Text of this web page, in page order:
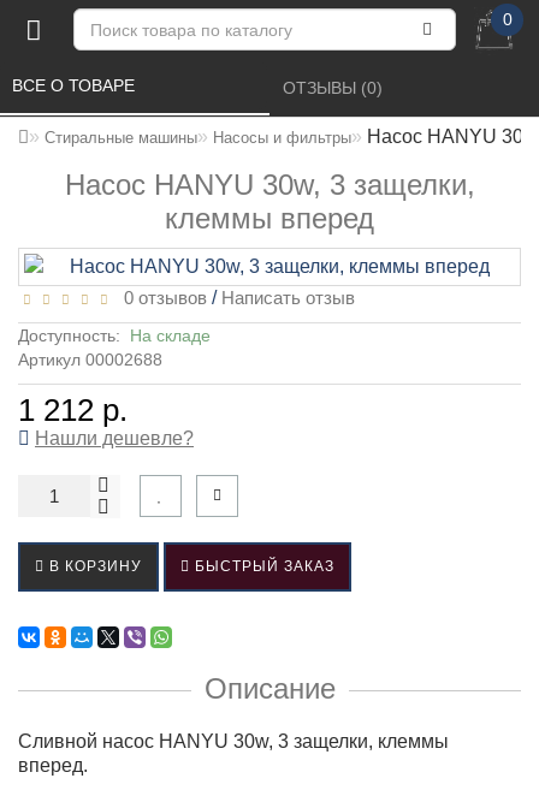
0
Стиральные машины Насосы и фильтры Насос HANYU
Насос HANYU 30w, 3 защелки,
клеммы вперед
ВСЕ О ТОВАРЕ ОТЗЫВЫ (0)
0 отзывов / Написать отзыв
Доступность: На складе
Артикул 00002688
1 212 р.
Нашли дешевле?
В КОРЗИНУ БЫСТРЫЙ ЗАКАЗ
Описание
Сливной насос HANYU 30w, 3 защелки, клеммы
вперед.